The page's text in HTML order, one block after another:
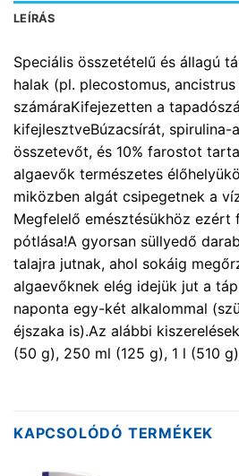
LEÍRÁS
Speciális összetételű és állagú
halak (pl. plecostomus,
számáraKifejezetten a
kifejlesztveBúzacsírát, spirulina-
összetevőt, és 10% farostot
algaevők természetes
miközben algát csipegetnek a
Megfelelő emésztésükhöz ezért
pótlása!A gyorsan süllyedő
talajra jutnak, ahol sokáig
algaevőknek elég idejük jut a
naponta egy-két alkalommal
éjszaka is).Az alábbi
(50 g), 250 ml (125 g), 1 l (510
KAPCSOLÓDÓ TERMÉKEK